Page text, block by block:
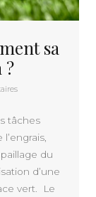
sa
?
tâches
du
d’une
vert. Le